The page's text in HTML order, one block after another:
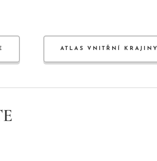
ATLAS VNITŘNÍ KRAJINY